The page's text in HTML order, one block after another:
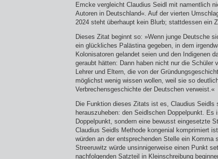
Emcke vergleicht Claudius Seidl mit namentlich
Autoren in Deutschland«. Auf der vierten
2024 steht überhaupt kein Blurb; stattdessen ein
Dieses Zitat beginnt so: »Wenn junge Deutsche
ein glückliches Palästina gegeben, in dem
Kolonisatoren gelandet seien und den Indigenen
geraubt hätten: Dann haben nicht nur die Schüler
Lehrer und Eltern, die von der
möglichst wenig wissen wollen, weil sie so
Verbrechensgeschichte der Deutschen verweist.«
Die Funktion dieses Zitats ist es, Claudius Seidls
herauszuheben: den Seidlschen Doppelpunkt.
Doppelpunkt, sondern eine bewusst eingesetzte
Claudius Seidls Methode kongenial komprimiert
würden an der entsprechenden Stelle ein Komma
Streeruwitz würde unsinnigerweise einen Punkt
nachfolgenden Satzteil in Kleinschreibung